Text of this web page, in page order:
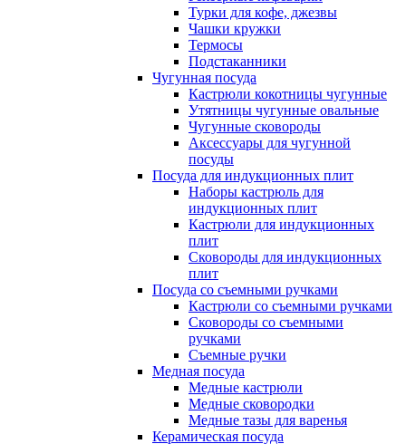
Турки для кофе, джезвы
Чашки кружки
Термосы
Подстаканники
Чугунная посуда
Кастрюли кокотницы чугунные
Утятницы чугунные овальные
Чугунные сковороды
Аксессуары для чугунной
посуды
Посуда для индукционных плит
Наборы кастрюль для
индукционных плит
Кастрюли для индукционных
плит
Сковороды для индукционных
плит
Посуда со съемными ручками
Кастрюли со съемными ручками
Сковороды со съемными
ручками
Съемные ручки
Медная посуда
Медные кастрюли
Медные сковородки
Медные тазы для варенья
Керамическая посуда